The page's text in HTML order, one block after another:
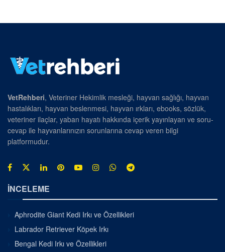
VetRehberi, Veteriner Hekimlik mesleği, hayvan sağlığı, hayvan
hastalıkları, hayvan beslenmesi, hayvan ırkları, ebooks, sözlük,
veteriner ilaçlar, yaban hayatı hakkında içerik yayınlayan ve soru-
cevap ile hayvanlarınızın sorunlarına cevap veren bilgi
platformudur.
İNCELEME
Aphrodite Giant Kedi Irkı ve Özellikleri
Labrador Retriever Köpek Irkı
Bengal Kedi Irkı ve Özellikleri